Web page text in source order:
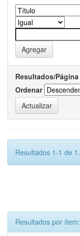
Resultados/Página
Ordenar
Resultados 1-1 de 1.
Resultados por ítem: